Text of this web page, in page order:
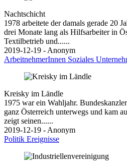
Nachtschicht
1978 arbeitete der damals gerade 20
drei Monate lang als Hilfsarbeiter in
Textilbetrieb und......
2019-12-19 - Anonym
ArbeitnehmerInnen Soziales
Kreisky im Ländle
1975 war ein Wahljahr.
ganz Österreich unterwegs und kam
zeigt seinen......
2019-12-19 - Anonym
Politik Ereignisse